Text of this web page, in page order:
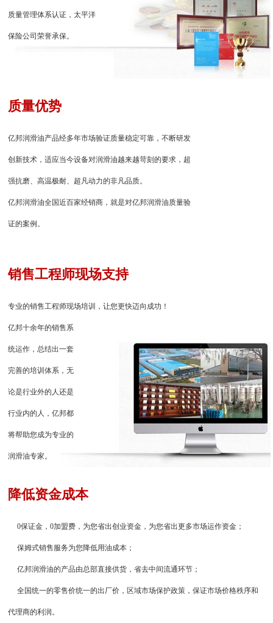
质量管理体系认证，太平洋
保险公司荣誉承保。
质量优势
亿邦润滑油产品经多年市场验证质量稳定可靠，不断研发
创新技术，适应当今设备对润滑油越来越苛刻的要求，超
强抗磨、高温极耐、超凡动力的非凡品质。
亿邦润滑油全国近百家经销商，就是对亿邦润滑油质量验
证的案例。
销售工程师现场支持
专业的销售工程师现场培训，让您更快迈向成功！
亿邦十余年的销售系
统运作，总结出一套
完善的培训体系，无
论是行业外的人还是
行业内的人，亿邦都
将帮助您成为专业的
润滑油专家。
降低资金成本
0保证金，0加盟费，为您省出创业资金，为您省出更多市场运作资金；
保姆式销售服务为您降低用油成本；
亿邦润滑油的产品由总部直接供货，省去中间流通环节；
全国统一的零售价统一的出厂价，区域市场保护政策，保证市场价格秩序和
代理商的利润。